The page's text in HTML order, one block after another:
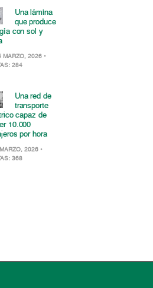
Una lámina
que produce
con sol y
MARZO, 2026 •
284
Una red de
transporte
capaz de
10.000
por hora
2026 •
368